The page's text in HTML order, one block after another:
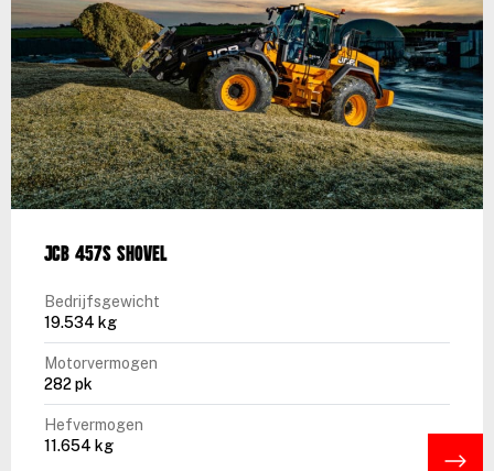
JCB 457S shovel
Bedrijfsgewicht
19.534 kg
Motorvermogen
282 pk
Hefvermogen
11.654 kg